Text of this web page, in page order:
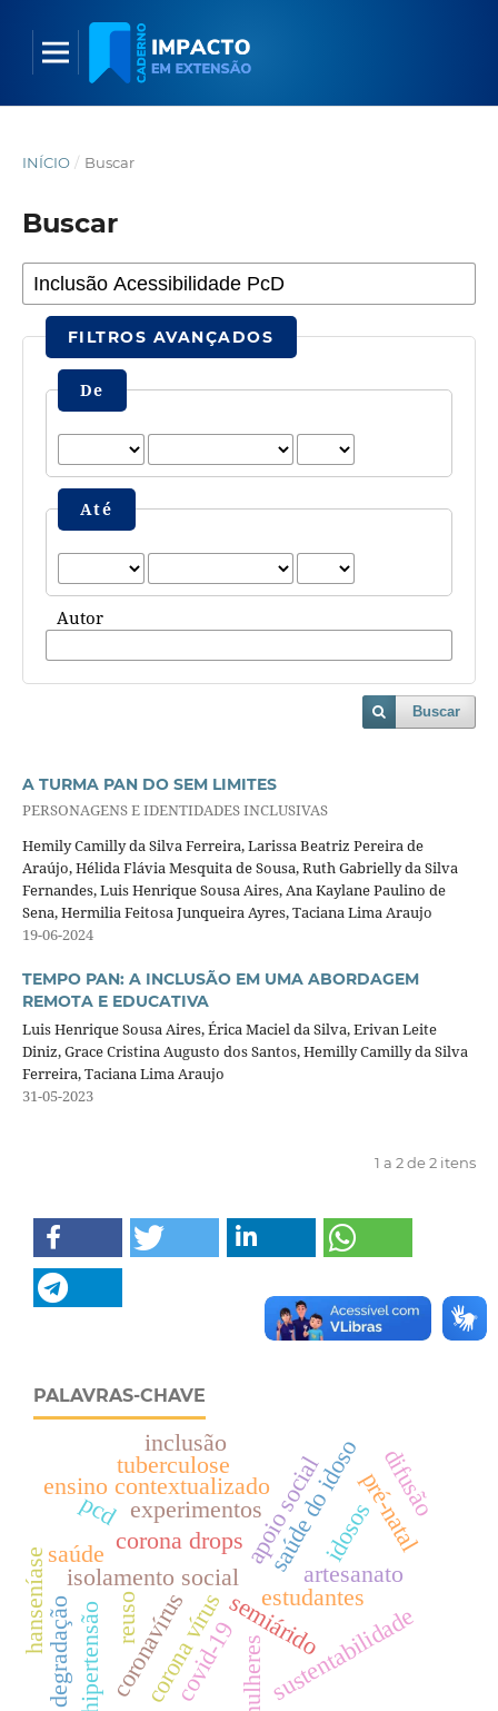
INÍCIO / Buscar
Buscar
FILTROS AVANÇADOS
De
Até
Autor
Buscar
A TURMA PAN DO SEM LIMITES
PERSONAGENS E IDENTIDADES INCLUSIVAS
Hemily Camilly da Silva Ferreira, Larissa Beatriz Pereira de
Araújo, Hélida Flávia Mesquita de Sousa, Ruth Gabrielly da Silva
Fernandes, Luis Henrique Sousa Aires, Ana Kaylane Paulino de
Sena, Hermilia Feitosa Junqueira Ayres, Taciana Lima Araujo
19-06-2024
TEMPO PAN: A INCLUSÃO EM UMA ABORDAGEM
REMOTA E EDUCATIVA
Luis Henrique Sousa Aires, Érica Maciel da Silva, Erivan Leite
Diniz, Grace Cristina Augusto dos Santos, Hemilly Camilly da Silva
Ferreira, Taciana Lima Araujo
31-05-2023
1 a 2 de 2 itens
PALAVRAS-CHAVE
corona vírus
isolamento social
semiárido
estudantes
apoio social
saúde do idoso
ensino contextualizado
corona drops
coronavírus
experimentos
hipertensão covid-19
saúde
artesanato
reuso sustentabilidade
tuberculose
hanseníase
idosos
inclusão
pcd pré-natal
degradação
difusão
mulheres